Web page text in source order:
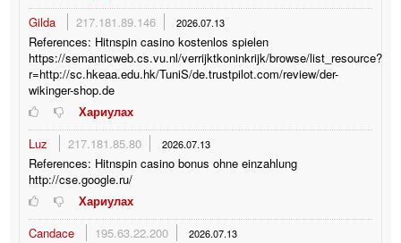
Gilda
217.181.89.146 2026.07.13
References: Hitnspin casino kostenlos spielen
https://semanticweb.cs.vu.nl/verrijktkoninkrijk/browse/list_resource?
r=http://sc.hkeaa.edu.hk/TuniS/de.trustpilot.com/review/der-
wikinger-shop.de
Хариулах
Luz
217.181.85.80 2026.07.13
References: Hitnspin casino bonus ohne einzahlung
http://cse.google.ru/
Хариулах
Candace
195.63.22.200 2026.07.13